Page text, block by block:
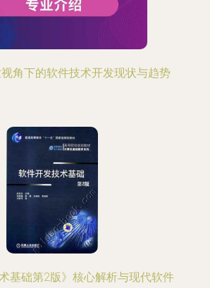
角下的软件技术开发现状与趋势
基础第2版》核心解析与现代软件